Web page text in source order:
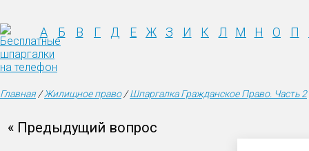
А Б В Г Д Е Ж З И К Л М Н О П
Главная/Жилищное право/Шпаргалка Гражданское Право. Часть 2
« Предыдущий вопрос